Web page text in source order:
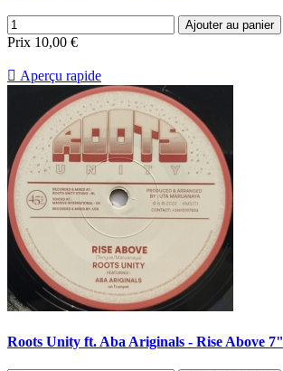
Ajouter au panier
Prix 10,00 €
 Aperçu rapide
Roots Unity ft. Aba Ariginals - Rise Above 7"